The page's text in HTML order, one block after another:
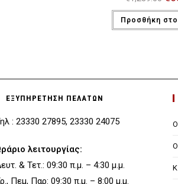
Προσθήκη στο
ΕΞΥΠΗΡΕΤΗΣΗ ΠΕΛΑΤΩΝ
: 23330 27895, 23330 24075
λειτουργίας:
& Τετ.: 09:30 π.μ. – 4:30 μ.μ.
Πεμ, Παρ: 09:30 π.μ. – 8:00 μ.μ.